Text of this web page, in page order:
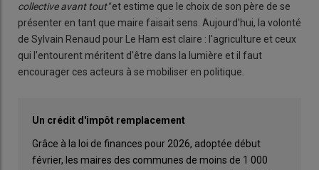
collective avant tout"et estime que le choix de son père de se
présenter en tant que maire faisait sens. Aujourd'hui, la volonté
de Sylvain Renaud pour Le Ham est claire : l'agriculture et ceux
qui l'entourent méritent d'être dans la lumière et il faut
encourager ces acteurs à se mobiliser en politique.
Un crédit d'impôt remplacement
Grâce à la loi de finances pour 2026, adoptée début
février, les maires des communes de moins de 1 000